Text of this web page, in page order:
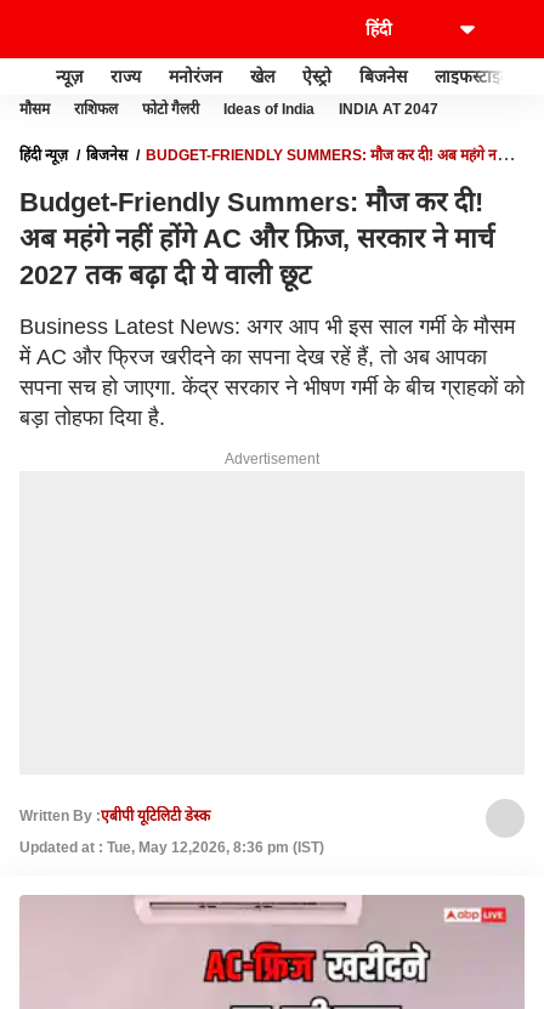
न्यूज़ राज्य मनोरंजन खेल ऐस्ट्रो बिजनेस लाइफस्टाइल
मौसम राशिफल फोटो गैलरी Ideas of India INDIA AT 2047
हिंदी न्यूज़ बिजनेस
BUDGET-FRIENDLY SUMMERS: मौज कर दी! अब महंगे नहीं
Budget-Friendly Summers: मौज कर दी!
अब महंगे नहीं होंगे AC और फ्रिज, सरकार ने मार्च
2027 तक बढ़ा दी ये वाली छूट
Business Latest News: अगर आप भी इस साल गर्मी के मौसम
में AC और फ्रिज खरीदने का सपना देख रहें हैं, तो अब आपका
सपना सच हो जाएगा. केंद्र सरकार ने भीषण गर्मी के बीच ग्राहकों को
बड़ा तोहफा दिया है.
Advertisement
Written By :एबीपी यूटिलिटी डेस्क
Updated at : Tue, May 12,2026, 8:36 pm (IST)